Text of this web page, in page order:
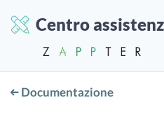
Centro
Documentazione